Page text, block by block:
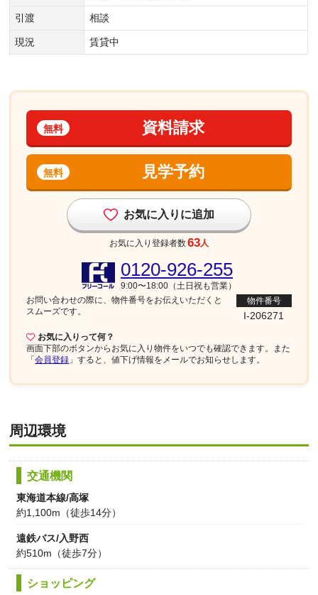
引渡 相談
現況 賃貸中
資料請求
無料
見学予約
無料
お気に入りに追加
お気に入り登録者数63人
お気に入りって何？
画面下部のボタンからお気に入り物件をいつでも確認できます。また
「会員登録 」すると、値下げ情報をメールでお知らせします。
0120-926-255
9:00〜18:00（土日祝も営業）
お問い合わせの際に、物件番号をお伝えいただくと
スムーズです。
物件番号
I-206271
周辺環境
交通機関
東海道本線/高塚
約1,100m（徒歩14分）
遠鉄バス/入野西
約510m（徒歩7分）
ショッピング